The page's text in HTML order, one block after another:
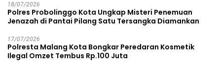
18/07/2026
Polres Probolinggo Kota Ungkap Misteri Penemuan
Jenazah di Pantai Pilang Satu Tersangka Diamankan
17/07/2026
Polresta Malang Kota Bongkar Peredaran Kosmetik
Ilegal Omzet Tembus Rp.100 Juta